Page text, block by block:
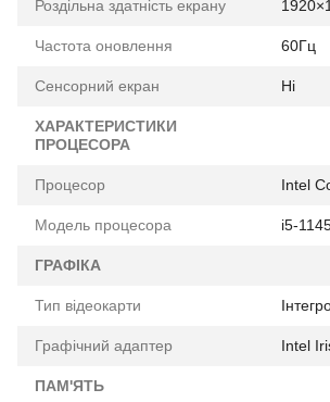
Роздільна здатність екрану
Частота оновлення 60Гц
Сенсорний екран Ні
ХАРАКТЕРИСТИКИ
ПРОЦЕСОРА
Процесор Intel
Модель процесора i5-
ГРАФІКА
Тип відеокарти
Графічний адаптер Intel
ПАМ'ЯТЬ